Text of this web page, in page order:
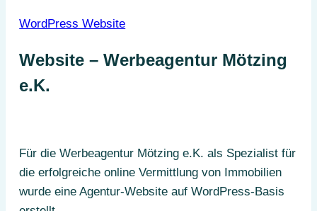
WordPress Website
Website – Werbeagentur Mötzing
e.K.
Für die Werbeagentur Mötzing e.K. als Spezialist für
die erfolgreiche online Vermittlung von Immobilien
wurde eine Agentur-Website auf WordPress-Basis